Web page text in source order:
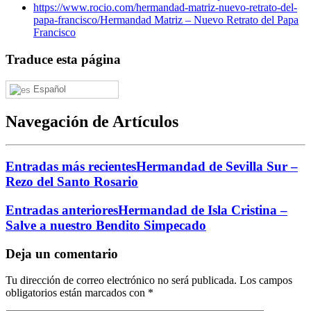
https://www.rocio.com/hermandad-matriz-nuevo-retrato-del-
papa-francisco/Hermandad Matriz – Nuevo Retrato del Papa
Francisco
Traduce esta página
Español
Navegación de Artículos
Entradas más recientesHermandad de Sevilla Sur –
Rezo del Santo Rosario
Entradas anterioresHermandad de Isla Cristina –
Salve a nuestro Bendito Simpecado
Deja un comentario
Tu dirección de correo electrónico no será publicada. Los campos
obligatorios están marcados con *